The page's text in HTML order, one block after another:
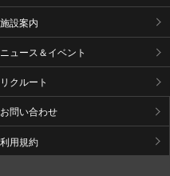
施設案内
ニュース＆イベント
リクルート
お問い合わせ
利用規約